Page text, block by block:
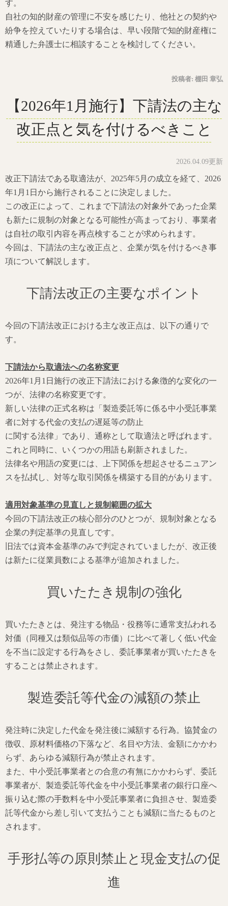
す。
自社の知的財産の管理に不安を感じたり、他社との契約や
紛争を控えていたりする場合は、早い段階で知的財産権に
精通した弁護士に相談することを検討してください。
投稿者: 棚田 章弘
【2026年1月施行】下請法の主な
改正点と気を付けるべきこと
2026.04.09更新
改正下請法である取適法が、2025年5月の成立を経て、2026
年1月1日から施行されることに決定しました。
この改正によって、これまで下請法の対象外であった企業
も新たに規制の対象となる可能性が高まっており、事業者
は自社の取引内容を再点検することが求められます。
今回は、下請法の主な改正点と、企業が気を付けるべき事
項について解説します。
下請法改正の主要なポイント
今回の下請法改正における主な改正点は、以下の通りで
す。
下請法から取適法への名称変更
2026年1月1日施行の改正下請法における象徴的な変化の一
つが、法律の名称変更です。
新しい法律の正式名称は「製造委託等に係る中小受託事業
者に対する代金の支払の遅延等の防止
に関する法律」であり、通称として取適法と呼ばれます。
これと同時に、いくつかの用語も刷新されました。
法律名や用語の変更には、上下関係を想起させるニュアン
スを払拭し、対等な取引関係を構築する目的があります。
適用対象基準の見直しと規制範囲の拡大
今回の下請法改正の核心部分のひとつが、規制対象となる
企業の判定基準の見直しです。
旧法では資本金基準のみで判定されていましたが、改正後
は新たに従業員数による基準が追加されました。
買いたたき規制の強化
買いたたきとは、発注する物品・役務等に通常支払われる
対価（同種又は類似品等の市価）に比べて著しく低い代金
を不当に設定する行為をさし、委託事業者が買いたたきを
することは禁止されます。
製造委託等代金の減額の禁止
発注時に決定した代金を発注後に減額する行為。協賛金の
徴収、原材料価格の下落など、名目や方法、金額にかかわ
らず、あらゆる減額行為が禁止されます。
また、中小受託事業者との合意の有無にかかわらず、委託
事業者が、製造委託等代金を中小受託事業者の銀行口座へ
振り込む際の手数料を中小受託事業者に負担させ、製造委
託等代金から差し引いて支払うことも減額に当たるものと
されます。
手形払等の原則禁止と現金支払の促
進